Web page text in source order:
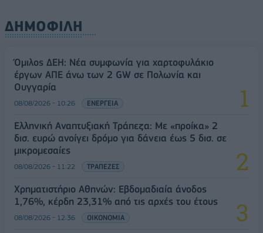
ΔΗΜΟΦΙΛΗ
Όμιλος ΔΕΗ: Νέα συμφωνία για χαρτοφυλάκιο
έργων ΑΠΕ άνω των 2 GW σε Πολωνία και
Ουγγαρία
08/08/2026 - 10:26 ΕΝΕΡΓΕΙΑ
Ελληνική Αναπτυξιακή Τράπεζα: Με «προίκα» 2
δισ. ευρώ ανοίγει δρόμο για δάνεια έως 5 δισ. σε
μικρομεσαίες
08/08/2026 - 11:22 ΤΡΑΠΕΖΕΣ
Χρηματιστήριο Αθηνών: Εβδομαδιαία άνοδος
1,76%, κέρδη 23,31% από τις αρχές του έτους
08/08/2026 - 12:36 ΟΙΚΟΝΟΜΙΑ